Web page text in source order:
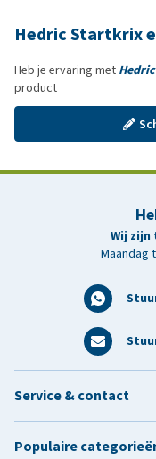
Hedric Startkrix
Heb je ervaring met
product
Wij
Maandag
Service & contact
Populaire